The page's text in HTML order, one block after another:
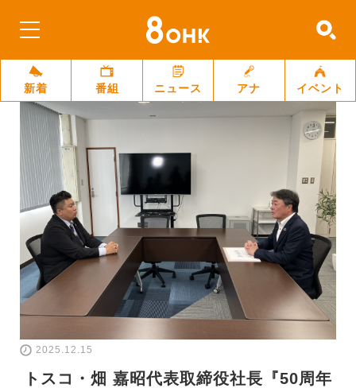
新着 番組 ニュース アナ イベント
2025.12.15
トスコ・畑 嘉昭代表取締役社長『50周年